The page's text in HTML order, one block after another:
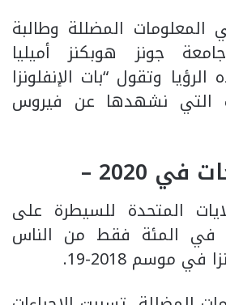
المعلومات المضللة وطالبة
جونز هوبكنز أميليا
وتقول “بات الإنفلونزا
التي نشهدها عن فيروس
2020 –
المتحدة للسيطرة على
الأمراض أن 49,2 في المئة فقط من الناس
موسم 2018-19.